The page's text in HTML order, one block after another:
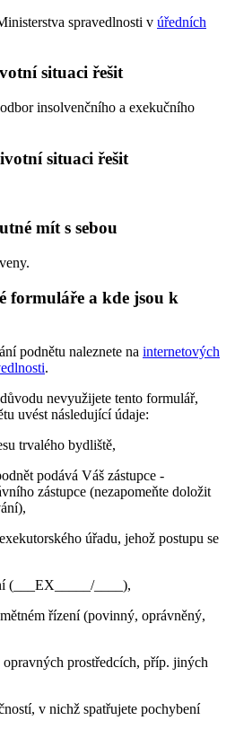
spravedlnosti v úředních
situaci řešit
insolvenčního a exekučního
situaci řešit
mít s sebou
formuláře a kde jsou k
podnětu naleznete na internetových
.
nevyužijete tento formulář,
uvést následující údaje:
trvalého bydliště,
podává Váš zástupce -
zástupce (nezapomeňte doložit
úřadu, jehož postupu se
(___EX_____/____),
řízení (povinný, oprávněný,
prostředcích, příp. jiných
v nichž spatřujete pochybení